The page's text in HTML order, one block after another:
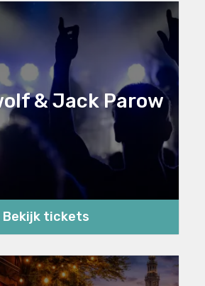
& Jack Parow
Bekijk tickets